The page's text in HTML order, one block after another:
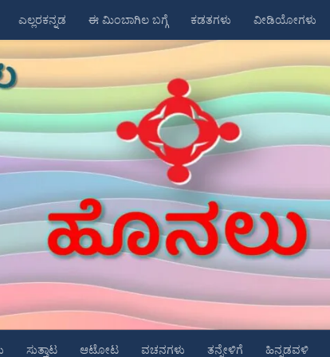
ಎಲ್ಲರಕನ್ನಡ ಈ ಮಿಂಬಾಗಿಲ ಬಗ್ಗೆ ಕಡತಗಳು ವೀಡಿಯೋಗಳು
ಸುತ್ತಾಟ ಆಟೋಟ ವಚನಗಳು ತನ್ನೇಳಿಗೆ ಹಿನ್ನಡವಳಿ